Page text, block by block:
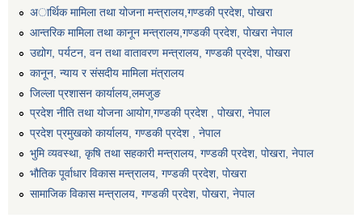
अार्थिक मामिला तथा योजना मन्त्रालय,गण्डकी प्रदेश, पोखरा
आन्तरिक मामिला तथा कानून मन्त्रालय,गण्डकी प्रदेश, पाेखरा नेपाल
उद्योग, पर्यटन, वन तथा वातावरण मन्त्रालय, गण्डकी प्रदेश, पोखरा
कानून, न्याय र संसदीय मामिला मंत्रालय
जिल्ला प्रशासन कार्यालय,लमजुङ
प्रदेश नीति तथा योजना आयोग,गण्डकी प्रदेश , पोखरा, नेपाल
प्रदेश प्रमुखको कार्यालय, गण्डकी प्रदेश , नेपाल
भुमि व्यवस्था, कृषि तथा सहकारी मन्त्रालय, गण्डकी प्रदेश, पोखरा, नेपाल
भौतिक पूर्वाधार विकास मन्त्रालय, गण्डकी प्रदेश, पाेखरा
सामाजिक विकास मन्त्रालय, गण्डकी प्रदेश, पोखरा, नेपाल